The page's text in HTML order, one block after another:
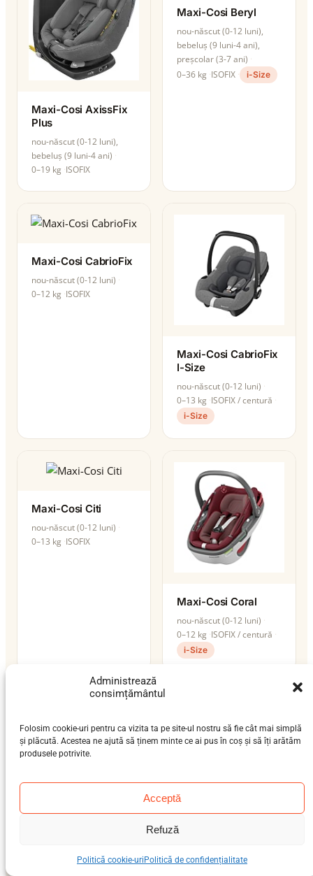
Administrează
consimțământul
Folosim cookie-uri pentru ca vizita ta pe site-ul nostru să fie cât mai simplă
și plăcută. Acestea ne ajută să ținem minte ce ai pus în coș și să îți arătăm
produsele potrivite.
Acceptă
Refuză
Politică cookie-uri Politică de confidențialitate
Maxi-Cosi AxissFix
Plus
nou-născut (0-12 luni),
bebeluș (9 luni-4 ani)
0–19 kg ISOFIX
Maxi-Cosi Beryl
nou-născut (0-12 luni),
bebeluș (9 luni-4 ani),
preșcolar (3-7 ani)
0–36 kg ISOFIX i-Size
Maxi-Cosi CabrioFix
nou-născut (0-12 luni)
0–12 kg ISOFIX
Maxi-Cosi CabrioFix
I-Size
nou-născut (0-12 luni)
0–13 kg ISOFIX / centură
i-Size
Maxi-Cosi Citi
nou-născut (0-12 luni)
0–13 kg ISOFIX
Maxi-Cosi Coral
nou-născut (0-12 luni)
0–12 kg ISOFIX / centură
i-Size
Maxi-Cosi Coral 360
nou-născut (0-12 luni)
Maxi-Cosi Coral
nou-născut (0-12 luni)